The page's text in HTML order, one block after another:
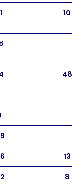
10
48
13
8